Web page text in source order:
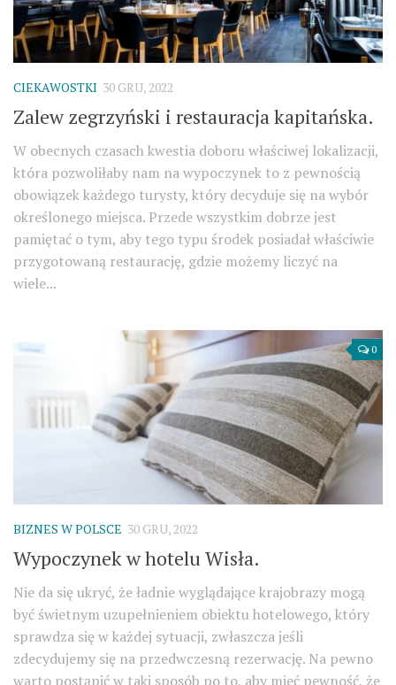
CIEKAWOSTKI 30 GRU, 2022
Zalew zegrzyński i restauracja kapitańska.
W obecnych czasach kwestia doboru właściwej lokalizacji,
która pozwoliłaby nam na wypoczynek to z pewnością
obowiązek każdego turysty, który decyduje się na wybór
określonego miejsca. Przede wszystkim dobrze jest
pamiętać o tym, aby tego typu środek posiadał właściwie
przygotowaną restaurację, gdzie możemy liczyć na
wiele...
0
BIZNES W POLSCE 30 GRU, 2022
Wypoczynek w hotelu Wisła.
Nie da się ukryć, że ładnie wyglądające krajobrazy mogą
być świetnym uzupełnieniem obiektu hotelowego, który
sprawdza się w każdej sytuacji, zwłaszcza jeśli
zdecydujemy się na przedwczesną rezerwację. Na pewno
warto postąpić w taki sposób po to, aby mieć pewność, że